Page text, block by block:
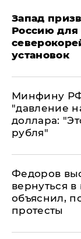
Запад
Россию
установок
Минфину
"давление
доллара:
рубля"
Федоров
вернуться
объяснил,
протесты